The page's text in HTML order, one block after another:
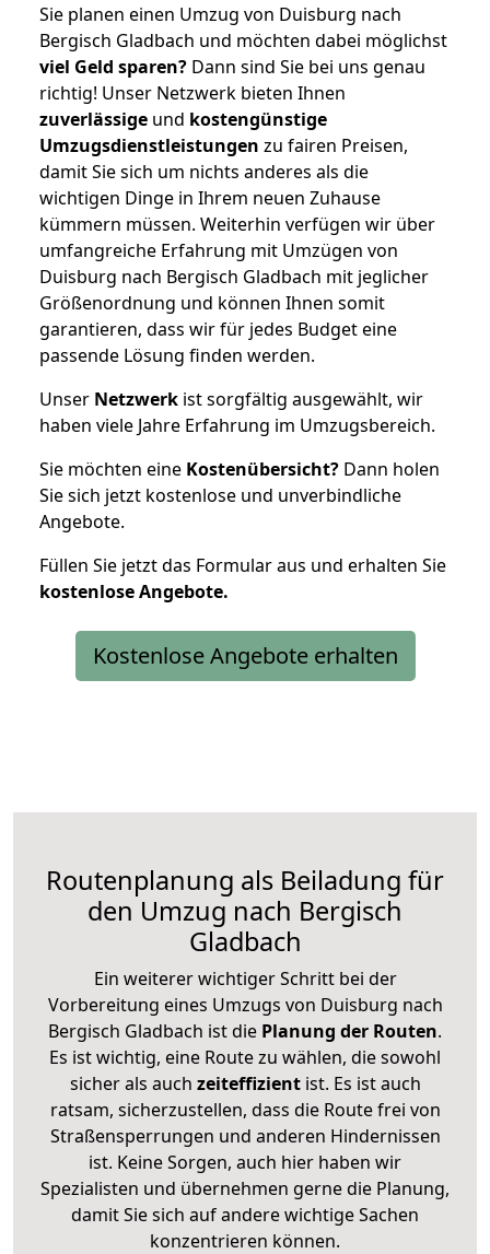
Sie planen einen Umzug von Duisburg nach
Bergisch Gladbach und möchten dabei möglichst
viel Geld sparen? Dann sind Sie bei uns genau
richtig! Unser Netzwerk bieten Ihnen
zuverlässige und kostengünstige
Umzugsdienstleistungen zu fairen Preisen,
damit Sie sich um nichts anderes als die
wichtigen Dinge in Ihrem neuen Zuhause
kümmern müssen. Weiterhin verfügen wir über
umfangreiche Erfahrung mit Umzügen von
Duisburg nach Bergisch Gladbach mit jeglicher
Größenordnung und können Ihnen somit
garantieren, dass wir für jedes Budget eine
passende Lösung finden werden.
Unser Netzwerk ist sorgfältig ausgewählt, wir
haben viele Jahre Erfahrung im Umzugsbereich.
Sie möchten eine Kostenübersicht? Dann holen
Sie sich jetzt kostenlose und unverbindliche
Angebote.
Füllen Sie jetzt das Formular aus und erhalten Sie
kostenloseAngebote.
Kostenlose Angebote erhalten
Routenplanung als Beiladung für
den Umzug nach Bergisch
Gladbach
Ein weiterer wichtiger Schritt bei der
Vorbereitung eines Umzugs von Duisburg nach
Bergisch Gladbach ist die Planung der Routen.
Es ist wichtig, eine Route zu wählen, die sowohl
sicher als auch zeiteffizientist. Es ist auch
ratsam, sicherzustellen, dass die Route frei von
Straßensperrungen und anderen Hindernissen
ist. Keine Sorgen, auch hier haben wir
Spezialisten und übernehmen gerne die Planung,
damit Sie sich auf andere wichtige Sachen
konzentrieren können.